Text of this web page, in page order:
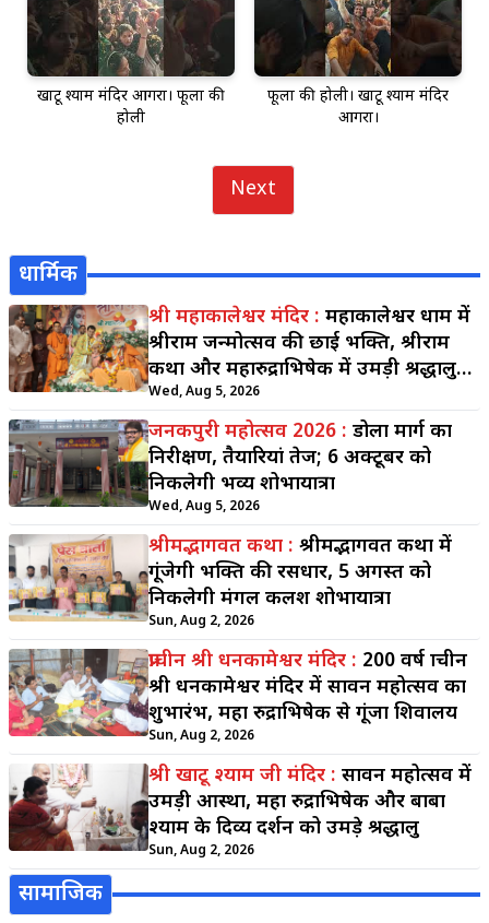
खाटू श्याम मंदिर आगरा। फूलों की
होली
फूलों की होली। खाटू श्याम मंदिर
आगरा।
Next
धार्मिक
श्री महाकालेश्वर मंदिर : महाकालेश्वर धाम में
श्रीराम जन्मोत्सव की छाई भक्ति, श्रीराम
कथा और महारुद्राभिषेक में उमड़ी श्रद्धालुओं
की भीड़
Wed, Aug 5, 2026
जनकपुरी महोत्सव 2026 : डोला मार्ग का
निरीक्षण, तैयारियां तेज; 6 अक्टूबर को
निकलेगी भव्य शोभायात्रा
Wed, Aug 5, 2026
श्रीमद्भागवत कथा : श्रीमद्भागवत कथा में
गूंजेगी भक्ति की रसधार, 5 अगस्त को
निकलेगी मंगल कलश शोभायात्रा
Sun, Aug 2, 2026
प्राचीन श्री धनकामेश्वर मंदिर : 200 वर्ष प्राचीन
श्री धनकामेश्वर मंदिर में सावन महोत्सव का
शुभारंभ, महा रुद्राभिषेक से गूंजा शिवालय
Sun, Aug 2, 2026
श्री खाटू श्याम जी मंदिर : सावन महोत्सव में
उमड़ी आस्था, महा रुद्राभिषेक और बाबा
श्याम के दिव्य दर्शन को उमड़े श्रद्धालु
Sun, Aug 2, 2026
सामाजिक